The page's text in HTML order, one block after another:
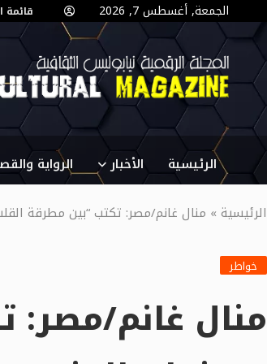
الجمعة, أغسطس 7, 2026 قائمة
الرئيسية الأخبار الرواية
الرئيسية» منال غانم/مصر: تكتب “بين مطرقة
خواطر
منال غانم/مصر: